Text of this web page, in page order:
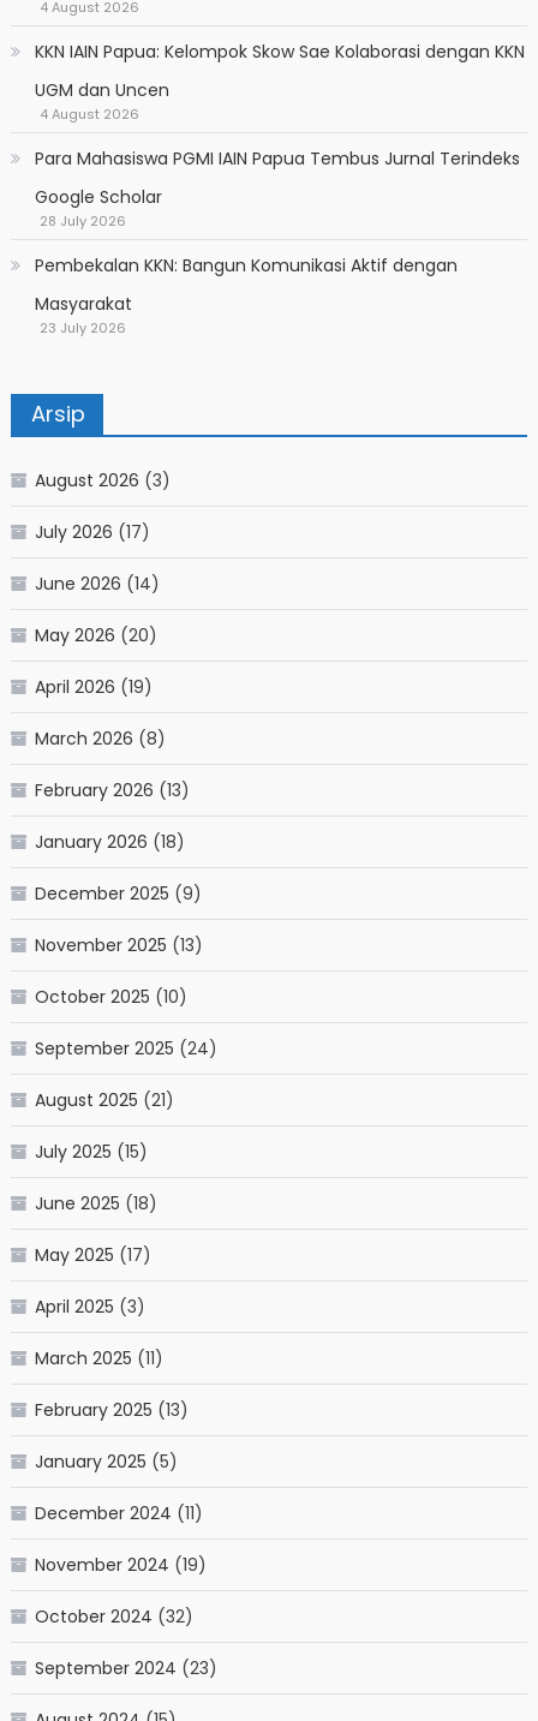
4 August 2026
KKN IAIN Papua: Kelompok Skow Sae Kolaborasi dengan KKN
UGM dan Uncen
4 August 2026
Para Mahasiswa PGMI IAIN Papua Tembus Jurnal Terindeks
Google Scholar
28 July 2026
Pembekalan KKN: Bangun Komunikasi Aktif dengan
Masyarakat
23 July 2026
Arsip
August 2026 (3)
July 2026 (17)
June 2026 (14)
May 2026 (20)
April 2026 (19)
March 2026 (8)
February 2026 (13)
January 2026 (18)
December 2025 (9)
November 2025 (13)
October 2025 (10)
September 2025 (24)
August 2025 (21)
July 2025 (15)
June 2025 (18)
May 2025 (17)
April 2025 (3)
March 2025 (11)
February 2025 (13)
January 2025 (5)
December 2024 (11)
November 2024 (19)
October 2024 (32)
September 2024 (23)